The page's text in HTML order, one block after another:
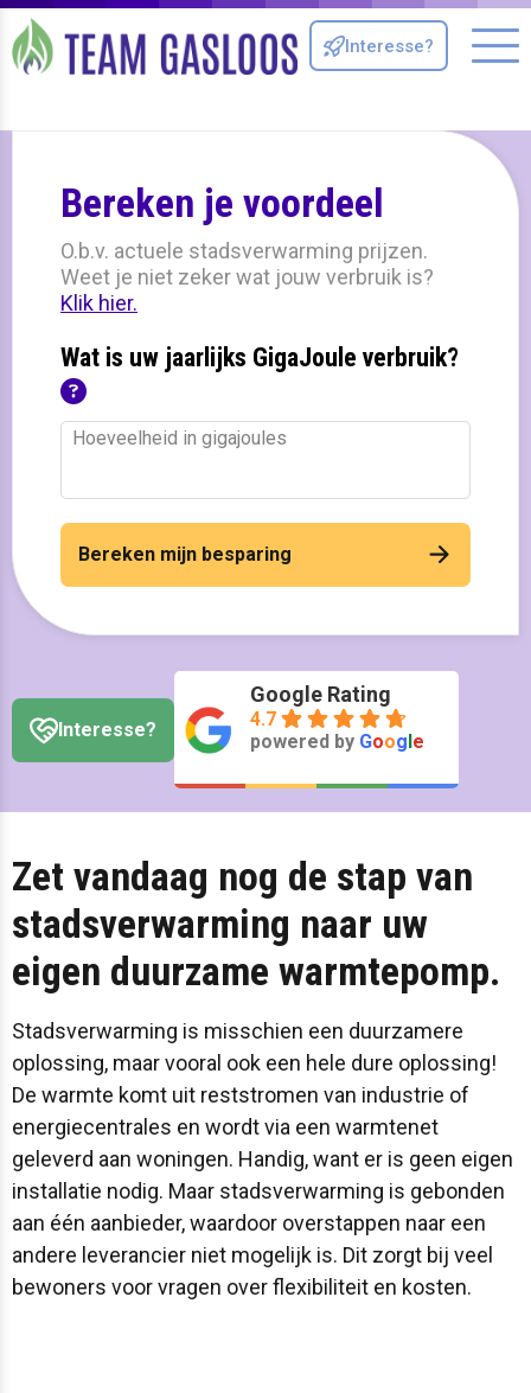
Interesse?
Bereken je voordeel
O.b.v. actuele stadsverwarming prijzen.
Weet je niet zeker wat jouw verbruik is?
Klik hier.
Wat is uw jaarlijks GigaJoule verbruik?
Hoeveelheid in gigajoules
Bereken mijn besparing
Interesse?
Google Rating
4.7
powered by Google
Zet vandaag nog de stap van
stadsverwarming naar uw
eigen duurzame warmtepomp.
Stadsverwarming is misschien een duurzamere
oplossing, maar vooral ook een hele dure oplossing!
De warmte komt uit reststromen van industrie of
energiecentrales en wordt via een warmtenet
geleverd aan woningen. Handig, want er is geen eigen
installatie nodig. Maar stadsverwarming is gebonden
aan één aanbieder, waardoor overstappen naar een
andere leverancier niet mogelijk is. Dit zorgt bij veel
bewoners voor vragen over flexibiliteit en kosten.